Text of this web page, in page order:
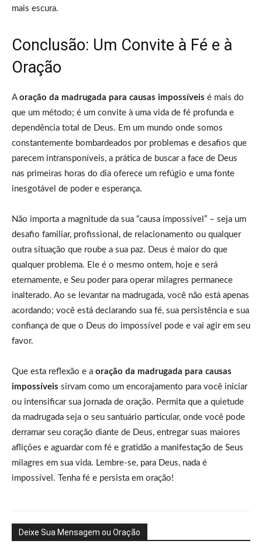
mais escura.
Conclusão: Um Convite à Fé e à
Oração
A oração da madrugada para causas impossíveis é mais do
que um método; é um convite à uma vida de fé profunda e
dependência total de Deus. Em um mundo onde somos
constantemente bombardeados por problemas e desafios que
parecem intransponíveis, a prática de buscar a face de Deus
nas primeiras horas do dia oferece um refúgio e uma fonte
inesgotável de poder e esperança.
Não importa a magnitude da sua “causa impossível” – seja um
desafio familiar, profissional, de relacionamento ou qualquer
outra situação que roube a sua paz. Deus é maior do que
qualquer problema. Ele é o mesmo ontem, hoje e será
eternamente, e Seu poder para operar milagres permanece
inalterado. Ao se levantar na madrugada, você não está apenas
acordando; você está declarando sua fé, sua persistência e sua
confiança de que o Deus do impossível pode e vai agir em seu
favor.
Que esta reflexão e a oração da madrugada para causas
impossíveis sirvam como um encorajamento para você iniciar
ou intensificar sua jornada de oração. Permita que a quietude
da madrugada seja o seu santuário particular, onde você pode
derramar seu coração diante de Deus, entregar suas maiores
aflições e aguardar com fé e gratidão a manifestação de Seus
milagres em sua vida. Lembre-se, para Deus, nada é
impossível. Tenha fé e persista em oração!
Deixe Sua Mensagem ou Oração